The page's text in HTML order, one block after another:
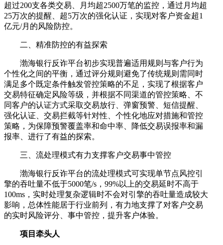
超过200支各类交易、月均超2500万笔的监控，通过月均超
25万次的提醒、超5万次的强化认证，实现对客户资金超1
亿元/月的风险防控。
二、精准防控的有益探索
渤海银行反诈平台初步实现普遍适用规则与客户行为
个性化之间的平衡，通过评分规则避免了传统规则需同时
满足多个既定条件触发管控策略的不足，实现了根据客户
交易特征确定风险等级，并根据不同渠道的管控策略、不
同客户的认证方式采取交易放行、弹窗预警、短信提醒、
强化认证、交易拦截等针对性、个性化地应对措施和管控
策略，为保障预警覆盖率和命中率、降低交易误报率和漏
报率、进行了有益的探索。
三、流处理模式有力支撑客户交易事中管控
渤海银行反诈平台的流处理模式可实现单节点风控引
擎的吞吐量不低于5000笔/s，99%以上的交易延时不高于
100ms，实时处理复杂逻辑时不会对引擎的吞吐量造成较大
影响，总体性能居于行业前列，有力地支撑了对客户交易
的实时风险评分、事中管控，提升客户体验。
项目牵头人